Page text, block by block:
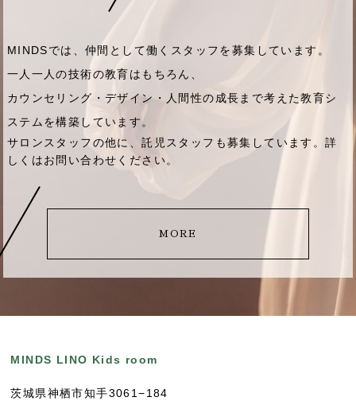
MINDSでは、仲間として働くスタッフを募集しています。
一人一人の技術の教育はもちろん、
カウンセリング・デザイン・人間性の成長まで考えた教育シ
ステムを構築しています。
サロンスタッフの他に、託児スタッフも募集しています。詳
しくはお問い合わせください。
MORE
MINDS LINO Kids room
茨城県神栖市知手3061−184